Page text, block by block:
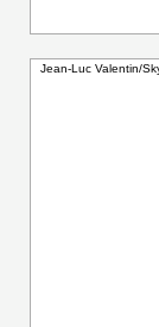
Jean-Luc Valentin/